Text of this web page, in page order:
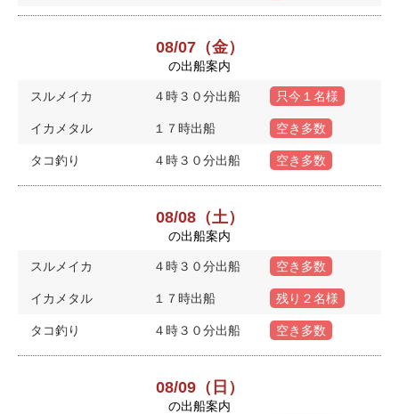
08/07（金）
の出船案内
スルメイカ ４時３０分出船 只今１名様
イカメタル １７時出船 空き多数
タコ釣り ４時３０分出船 空き多数
08/08（土）
の出船案内
スルメイカ ４時３０分出船 空き多数
イカメタル １７時出船 残り２名様
タコ釣り ４時３０分出船 空き多数
08/09（日）
の出船案内